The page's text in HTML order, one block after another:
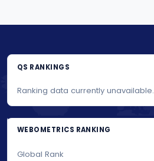
QS RANKINGS
Ranking data currently unavailable.
WEBOMETRICS RANKING
Global Rank